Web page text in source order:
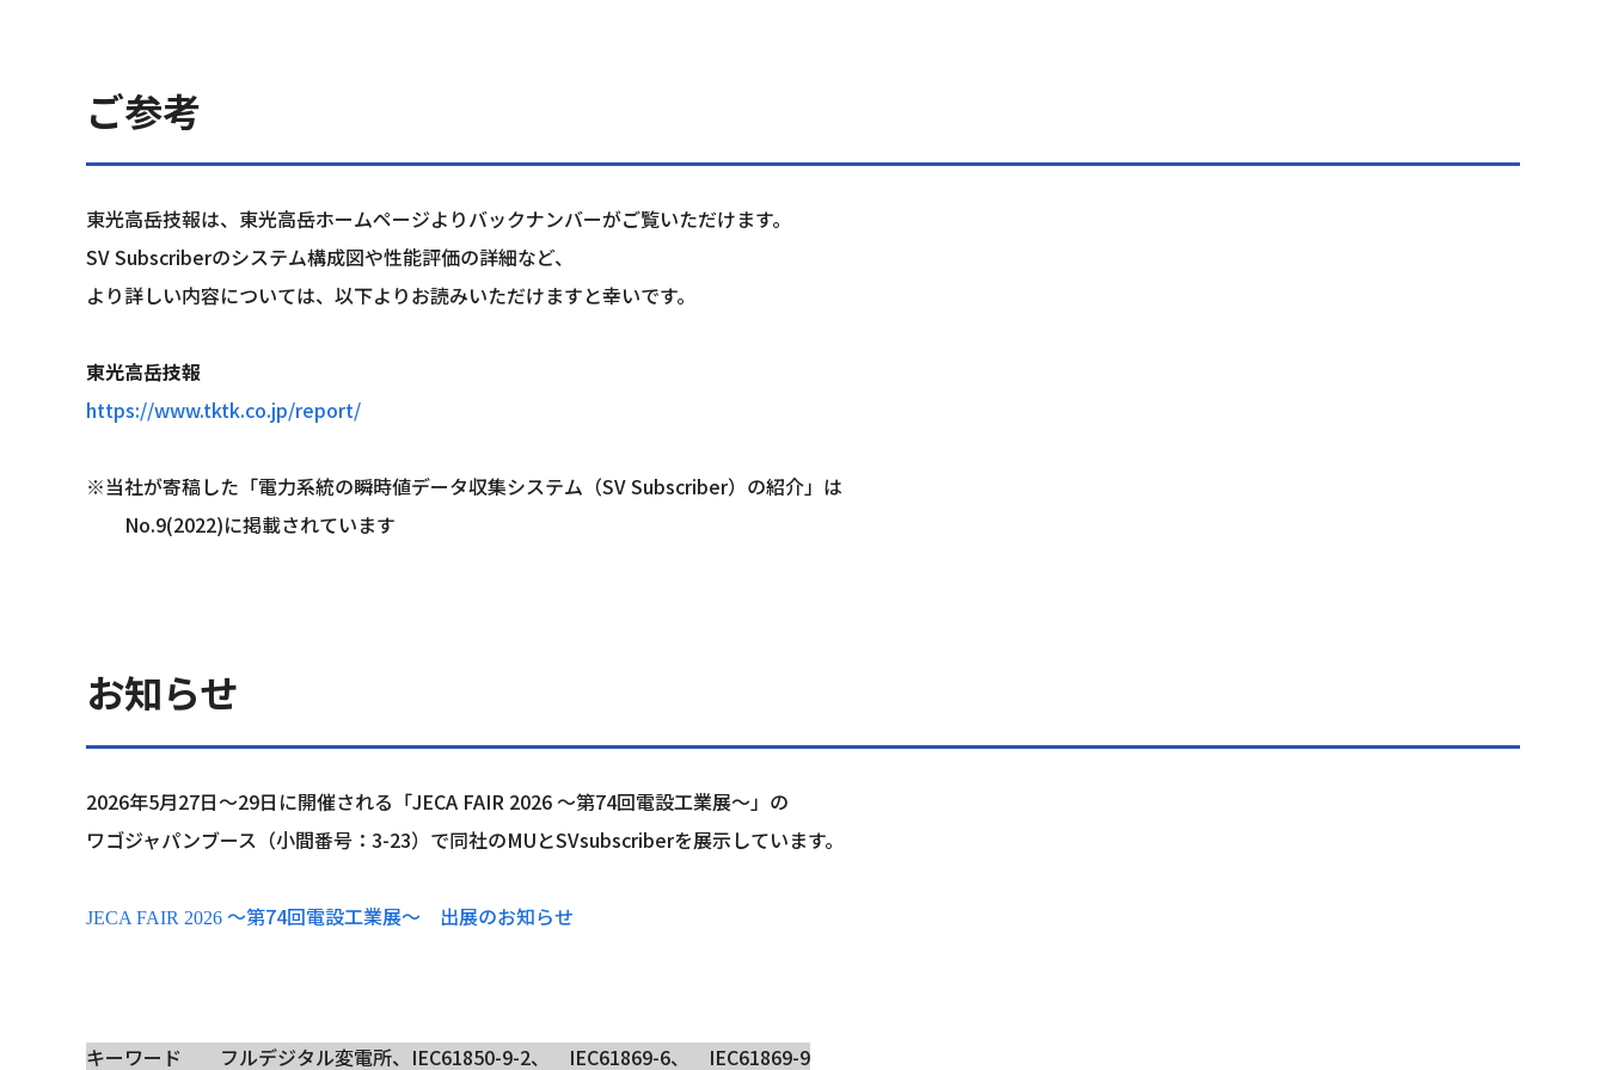
ご参考
東光高岳技報は、東光高岳ホームページよりバックナンバーがご覧いただけます。
SV Subscriberのシステム構成図や性能評価の詳細など、
より詳しい内容については、以下よりお読みいただけますと幸いです。
東光高岳技報
https://www.tktk.co.jp/report/
※当社が寄稿した「電力系統の瞬時値データ収集システム（SV Subscriber）の紹介」は
No.9(2022)に掲載されています
お知らせ
2026年5月27日～29日に開催される「JECA FAIR 2026 ～第74回電設工業展～」の
ワゴジャパンブース（小間番号：3-23）で同社のMUとSVsubscriberを展示しています。
JECA FAIR 2026 ～第74回電設工業展～　出展のお知らせ
キーワード　　フルデジタル変電所、IEC61850-9-2、　IEC61869-6、　IEC61869-9